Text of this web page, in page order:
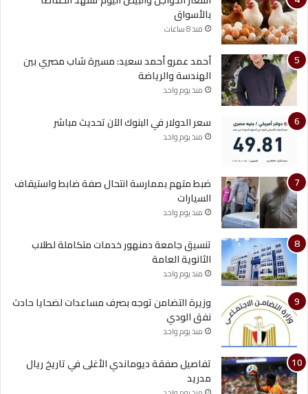
بالأسواق
منذ 8 ساعات
أحمد عمرو أحمد سعيد: مسيرة شاب مصري بين
الهندسة والرياضة
منذ يوم واحد
سعر الدولار في البنوك الآن تحديث مباشر
منذ يوم واحد
ضبط متهم بممارسة انتحال صفة ضابط واستيقاف
السيارات
منذ يوم واحد
تنسيق جامعة دمنهور خدمات متكاملة لطلاب
الثانوية العامة
منذ يوم واحد
وزيرة التضامن توجه بصرف مساعدات لضحايا حادث
نفق الودي
منذ يوم واحد
تفاصيل صفقة ديوماندي الأغلى في تاريخ ريال
مدريد